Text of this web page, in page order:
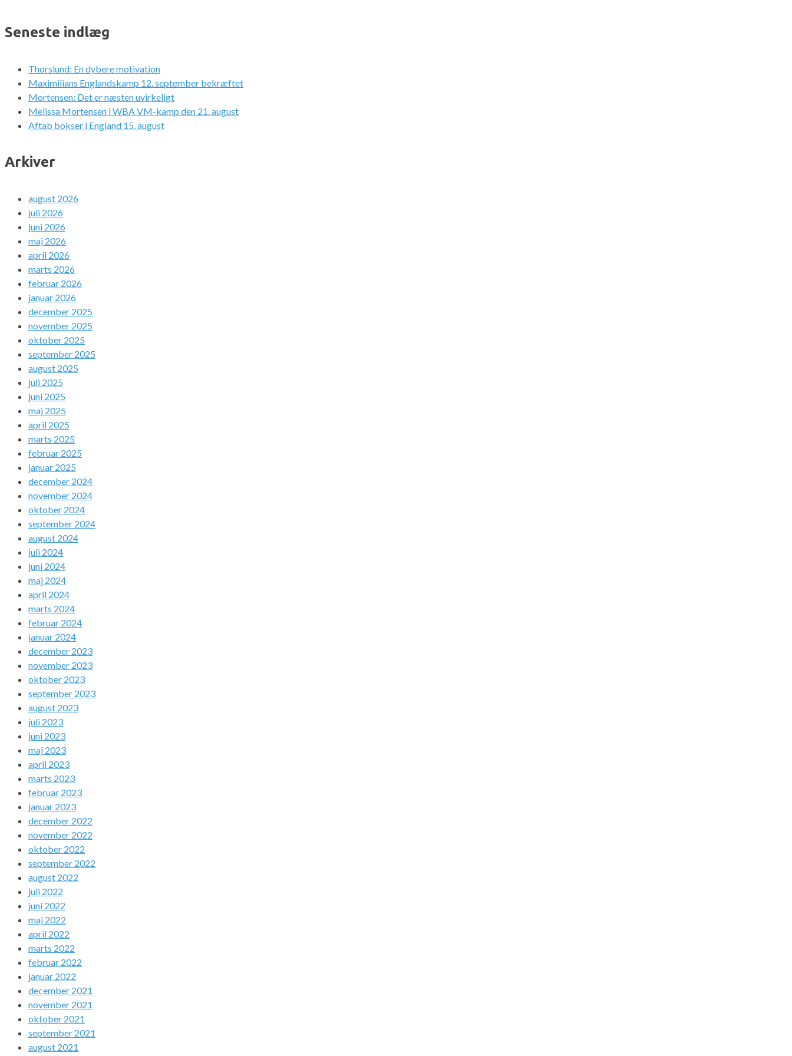
Seneste indlæg
Thorslund: En dybere motivation
Maximilians Englandskamp 12. september bekræftet
Mortensen: Det er næsten uvirkeligt
Melissa Mortensen i WBA VM-kamp den 21. august
Aftab bokser i England 15. august
Arkiver
august 2026
juli 2026
juni 2026
maj 2026
april 2026
marts 2026
februar 2026
januar 2026
december 2025
november 2025
oktober 2025
september 2025
august 2025
juli 2025
juni 2025
maj 2025
april 2025
marts 2025
februar 2025
januar 2025
december 2024
november 2024
oktober 2024
september 2024
august 2024
juli 2024
juni 2024
maj 2024
april 2024
marts 2024
februar 2024
januar 2024
december 2023
november 2023
oktober 2023
september 2023
august 2023
juli 2023
juni 2023
maj 2023
april 2023
marts 2023
februar 2023
januar 2023
december 2022
november 2022
oktober 2022
september 2022
august 2022
juli 2022
juni 2022
maj 2022
april 2022
marts 2022
februar 2022
januar 2022
december 2021
november 2021
oktober 2021
september 2021
august 2021